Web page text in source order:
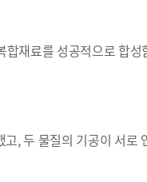
재료를 성공적으로 합
, 두 물질의 기공이 서로